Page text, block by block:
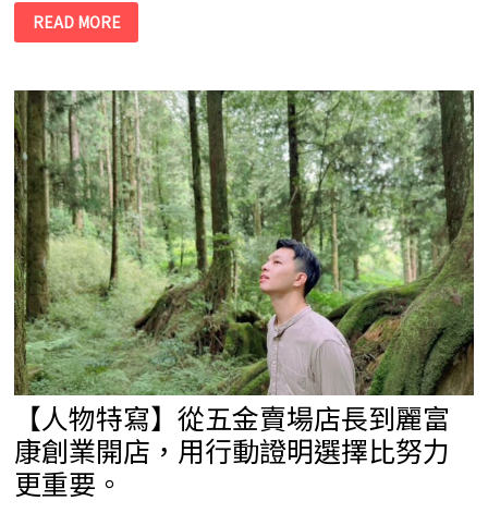
麗
富
康
商
公
益
活
動-
PESA
家
族
攜
手
慈
安
長
照
公
益
關
懷
用
陪
伴
寫
下
最
暖
的
一
天
READ MORE
【人物特寫】從五金賣場店長到麗富
康創業開店，用行動證明選擇比努力
更重要。